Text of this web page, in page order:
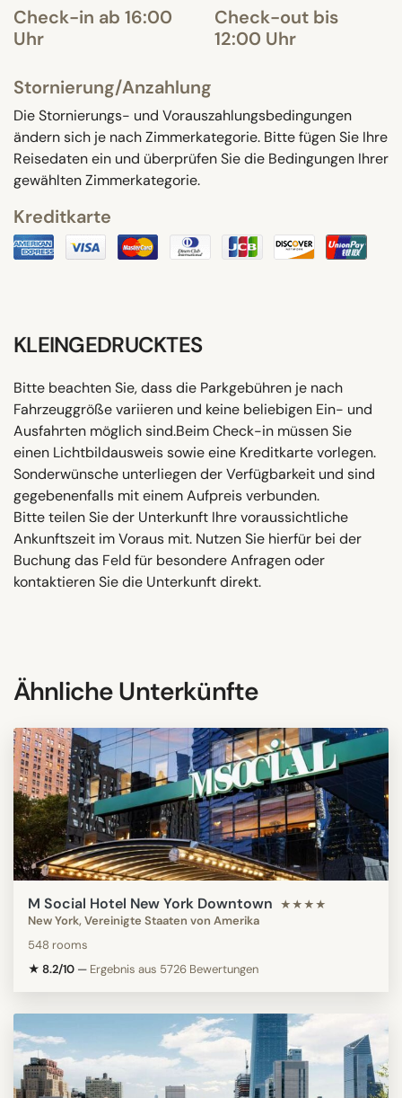
Check-in ab 16:00
Uhr
Check-out bis
12:00 Uhr
Stornierung/Anzahlung
Die Stornierungs- und Vorauszahlungsbedingungen
ändern sich je nach Zimmerkategorie. Bitte fügen Sie Ihre
Reisedaten ein und überprüfen Sie die Bedingungen Ihrer
gewählten Zimmerkategorie.
Kreditkarte
KLEINGEDRUCKTES
Bitte beachten Sie, dass die Parkgebühren je nach
Fahrzeuggröße variieren und keine beliebigen Ein- und
Ausfahrten möglich sind.Beim Check-in müssen Sie
einen Lichtbildausweis sowie eine Kreditkarte vorlegen.
Sonderwünsche unterliegen der Verfügbarkeit und sind
gegebenenfalls mit einem Aufpreis verbunden.
Bitte teilen Sie der Unterkunft Ihre voraussichtliche
Ankunftszeit im Voraus mit. Nutzen Sie hierfür bei der
Buchung das Feld für besondere Anfragen oder
kontaktieren Sie die Unterkunft direkt.
Ähnliche Unterkünfte
M Social Hotel New York Downtown ★★★★
New York, Vereinigte Staaten von Amerika
548 rooms
★ 8.2/10 — Ergebnis aus 5726 Bewertungen